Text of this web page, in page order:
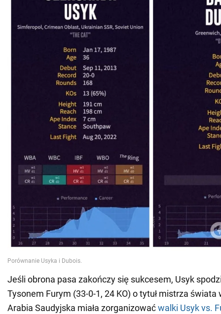
Jeśli obrona pasa zakończy się sukcesem, Usyk
Tysonem Furym (33-0-1, 24 KO) o tytuł mistrza świata
Arabia Saudyjska miała zorganizowaćwalki Usyk vs.